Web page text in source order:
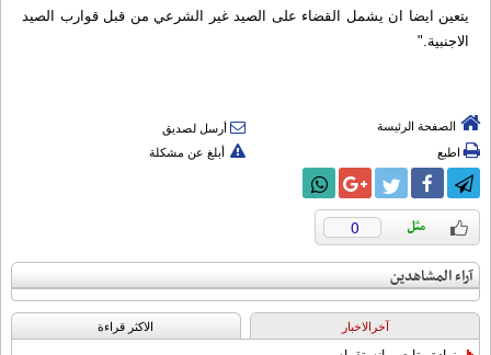
يتعين ايضا ان يشمل القضاء على الصيد غير الشرعي من قبل قوارب الصيد
الاجنبية."
الصفحة الرئيسة
أرسل لصديق
اطبع
أبلغ عن مشكلة
0
آراء المشاهدين
آخرالاخبار الاکثر قراءة